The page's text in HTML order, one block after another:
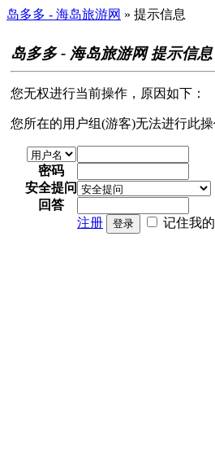
岛多多 - 海岛旅游网 » 提示信息
岛多多 - 海岛旅游网 提示信息
您无权进行当前操作，原因如下：
您所在的用户组(游客)无法进行此操
密码
安全提问
回答
注册
登录 记住我